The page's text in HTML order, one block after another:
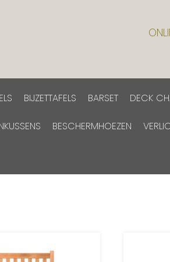
BIJZETTAFELS BARSET DECK
BESCHERMHOEZEN